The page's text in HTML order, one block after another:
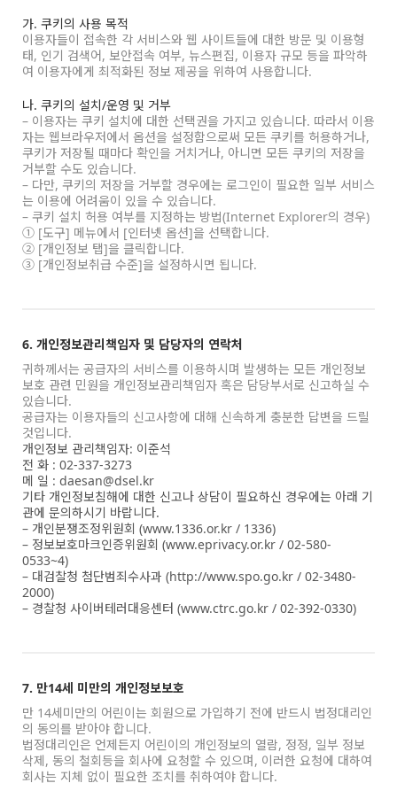
가. 쿠키의 사용 목적
이용자들이 접속한 각 서비스와 웹 사이트들에 대한 방문 및 이용형
태, 인기 검색어, 보안접속 여부, 뉴스편집, 이용자 규모 등을 파악하
여 이용자에게 최적화된 정보 제공을 위하여 사용합니다.
나. 쿠키의 설치/운영 및 거부
– 이용자는 쿠키 설치에 대한 선택권을 가지고 있습니다. 따라서 이용
자는 웹브라우저에서 옵션을 설정함으로써 모든 쿠키를 허용하거나,
쿠키가 저장될 때마다 확인을 거치거나, 아니면 모든 쿠키의 저장을
거부할 수도 있습니다.
– 다만, 쿠키의 저장을 거부할 경우에는 로그인이 필요한 일부 서비스
는 이용에 어려움이 있을 수 있습니다.
– 쿠키 설치 허용 여부를 지정하는 방법(Internet Explorer의 경우)
① [도구] 메뉴에서 [인터넷 옵션]을 선택합니다.
② [개인정보 탭]을 클릭합니다.
③ [개인정보취급 수준]을 설정하시면 됩니다.
6. 개인정보관리책임자 및 담당자의 연락처
귀하께서는 공급자의 서비스를 이용하시며 발생하는 모든 개인정보
보호 관련 민원을 개인정보관리책임자 혹은 담당부서로 신고하실 수
있습니다.
공급자는 이용자들의 신고사항에 대해 신속하게 충분한 답변을 드릴
것입니다.
개인정보 관리책임자: 이준석
전 화 : 02-337-3273
메 일 : daesan@dsel.kr
기타 개인정보침해에 대한 신고나 상담이 필요하신 경우에는 아래 기
관에 문의하시기 바랍니다.
– 개인분쟁조정위원회 (www.1336.or.kr / 1336)
– 정보보호마크인증위원회 (www.eprivacy.or.kr / 02-580-
0533~4)
– 대검찰청 첨단범죄수사과 (http://www.spo.go.kr / 02-3480-
2000)
– 경찰청 사이버테러대응센터 (www.ctrc.go.kr / 02-392-0330)
7. 만14세 미만의 개인정보보호
만 14세미만의 어린이는 회원으로 가입하기 전에 반드시 법정대리인
의 동의를 받아야 합니다.
법정대리인은 언제든지 어린이의 개인정보의 열람, 정정, 일부 정보
삭제, 동의 철회등을 회사에 요청할 수 있으며, 이러한 요청에 대하여
회사는 지체 없이 필요한 조치를 취하여야 합니다.